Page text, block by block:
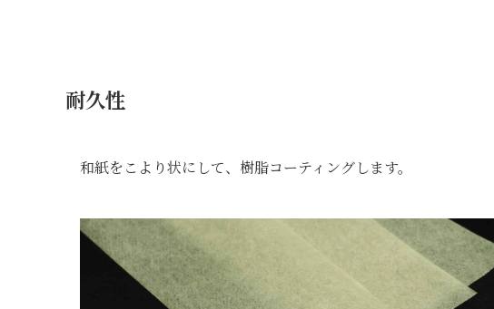
耐久性
和紙をこより状にして、樹脂コーティングします。